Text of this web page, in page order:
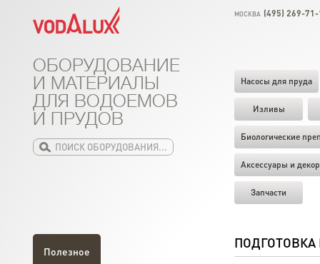
МОСКВА (495) 269-
Насосы для пруда
Изливы
Биологические
Аксессуары и декор
Запчасти
ОБОРУДОВАНИЕ
И МАТЕРИАЛЫ
ДЛЯ ВОДОЕМОВ
И ПРУДОВ
Полезное